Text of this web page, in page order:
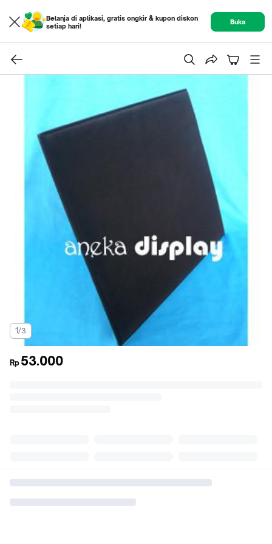
Belanja di aplikasi, gratis ongkir & kupon diskon
setiap hari!
Buka
1/3
Rp 53.000